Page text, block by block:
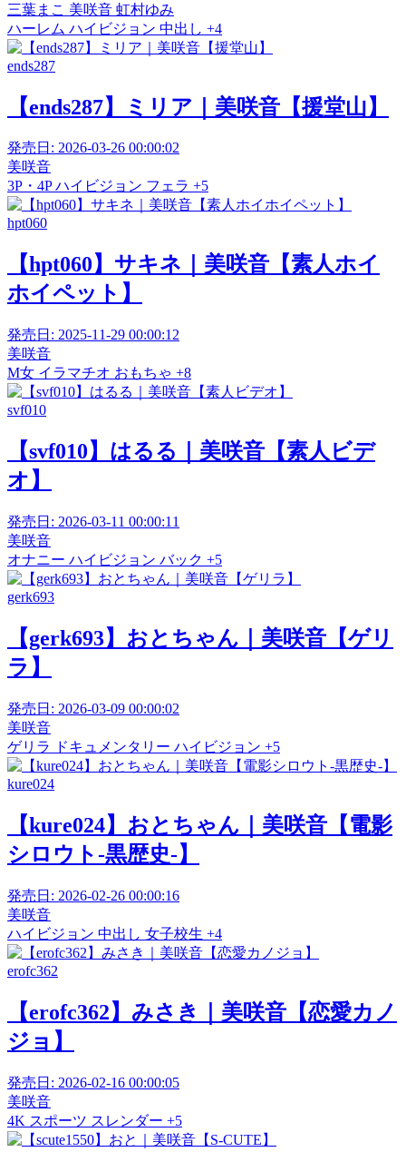
三葉まこ 美咲音 虹村ゆみ
ハーレム ハイビジョン 中出し +4
ends287
【ends287】ミリア｜美咲音【援堂山】
発売日: 2026-03-26 00:00:02
美咲音
3P・4Pハイビジョン フェラ +5
hpt060
【hpt060】サキネ｜美咲音【素人ホイ
ホイペット】
発売日: 2025-11-29 00:00:12
美咲音
M女 イラマチオ おもちゃ +8
svf010
【svf010】はるる｜美咲音【素人ビデ
オ】
発売日: 2026-03-11 00:00:11
美咲音
オナニー ハイビジョン バック +5
gerk693
【gerk693】おとちゃん｜美咲音【ゲリ
ラ】
発売日: 2026-03-09 00:00:02
美咲音
ゲリラ
ドキュメンタリー ハイビジョン +5
kure024
【kure024】おとちゃん｜美咲音【電影
シロウト-黒歴史-】
発売日: 2026-02-26 00:00:16
美咲音
ハイビジョン 中出し 女子校生 +4
erofc362
【erofc362】みさき｜美咲音【恋愛カノ
ジョ】
発売日: 2026-02-16 00:00:05
美咲音
4K スポーツ スレンダー +5